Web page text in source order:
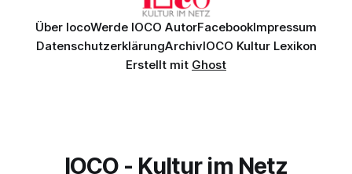
Über IocoWerde IOCO AutorFacebookImpressum
DatenschutzerklärungArchivIOCO Kultur Lexikon
Erstellt mit Ghost
IOCO - Kultur im Netz